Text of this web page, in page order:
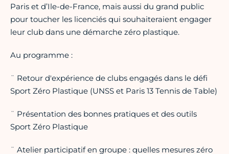
Paris et d’Ile-de-France, mais aussi du grand public
pour toucher les licenciés qui souhaiteraient engager
leur club dans une démarche zéro plastique.
Au programme :
¨ Retour d'expérience de clubs engagés dans le défi
Sport Zéro Plastique (UNSS et Paris 13 Tennis de Table)
¨ Présentation des bonnes pratiques et des outils
Sport Zéro Plastique
¨ Atelier participatif en groupe : quelles mesures zéro